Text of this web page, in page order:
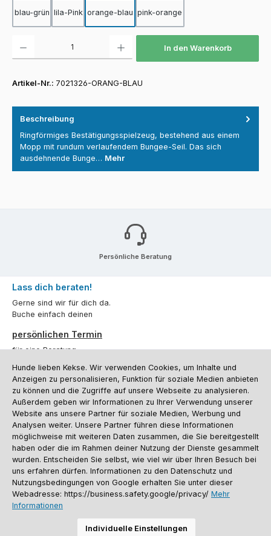
blau-grün lila-Pink orange-blau pink-orange
In den Warenkorb
Artikel-Nr.: 7021326-ORANG-BLAU
Beschreibung
Ringförmiges Bestätigungsspielzeug, bestehend aus einem
Mopp mit rundum verlaufendem Bungee-Seil. Das sich
ausdehnende Bunge… Mehr
Persönliche Beratung
Lass dich beraten!
Gerne sind wir für dich da.
Buche einfach deinen
persönlichen Termin
für eine Beratung.
Oder über unserKontaktformular.
Vertrag widerrufen
Kundenservice
Informationen
Social Media und Kontakt
Versandinformationen
Batterieentsorgung
Warenrücksendung Sporthund Katalog
Hunde lieben Kekse. Wir verwenden Cookies, um Inhalte und
Anzeigen zu personalisieren, Funktion für soziale Medien anbieten
zu können und die Zugriffe auf unsere Webseite zu analysieren.
Außerdem geben wir Informationen zu Ihrer Verwendung unserer
Website ans unsere Partner für soziale Medien, Werbung und
Analysen weiter. Unsere Partner führen diese Informationen
möglichweise mit weiteren Daten zusammen, die Sie bereitgestellt
haben oder die im Rahmen deiner Nutzung der Dienste gesammelt
wurden. Entscheiden Sie selbst, wie viel wir über Ihren Besuch bei
uns erfahren dürfen. Informationen zu den Datenschutz und
Nutzungsbedingungen von Google erhalten Sie unter dieser
Webadresse: https://business.safety.google/privacy/ Mehr
Informationen
Individuelle Einstellungen